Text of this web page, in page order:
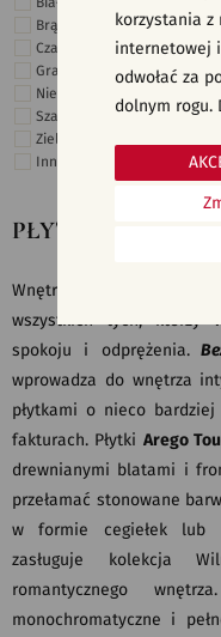
Brązowe
Czarne
Grafitowe
Niebieskie
Szare
Zielone
Inne
PŁYTKI
Wnętrza utrzymane w
wszystkich tych, którzy
spokoju i odprężenia.
wprowadza do wnętrza
płytkami o nieco bardziej
fakturach. Płytki Arego
drewnianymi blatami i
przełamać stonowane
w formie cegiełek lub
zasługuje kolekcja
romantycznego
monochromatyczne i
korzystania
internetowej
odwołać za
dolnym rogu.